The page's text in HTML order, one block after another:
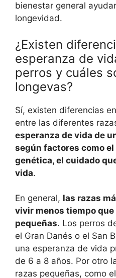
bienestar general
longevidad.
¿Existen
esperanza de
perros y cuáles
longevas?
Sí, existen diferencias
entre las diferentes
esperanza de vida de
según factores como el
genética, el cuidado
vida.
En general, las razas
vivir menos tiempo que
pequeñas. Los perros
el Gran Danés o el San
una esperanza de vida
de 6 a 8 años. Por otro
razas pequeñas, como